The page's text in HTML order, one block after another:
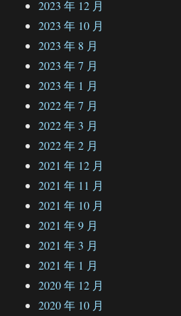
2023 年 12 月
2023 年 10 月
2023 年 8 月
2023 年 7 月
2023 年 1 月
2022 年 7 月
2022 年 3 月
2022 年 2 月
2021 年 12 月
2021 年 11 月
2021 年 10 月
2021 年 9 月
2021 年 3 月
2021 年 1 月
2020 年 12 月
2020 年 10 月